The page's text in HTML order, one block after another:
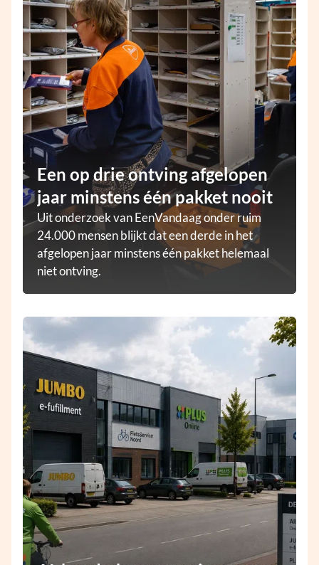
Een op drie ontving afgelopen
jaar minstens één pakket nooit
Uit onderzoek van EenVandaag onder ruim
24.000 mensen blijkt dat een derde in het
afgelopen jaar minstens één pakket helemaal
niet ontving.